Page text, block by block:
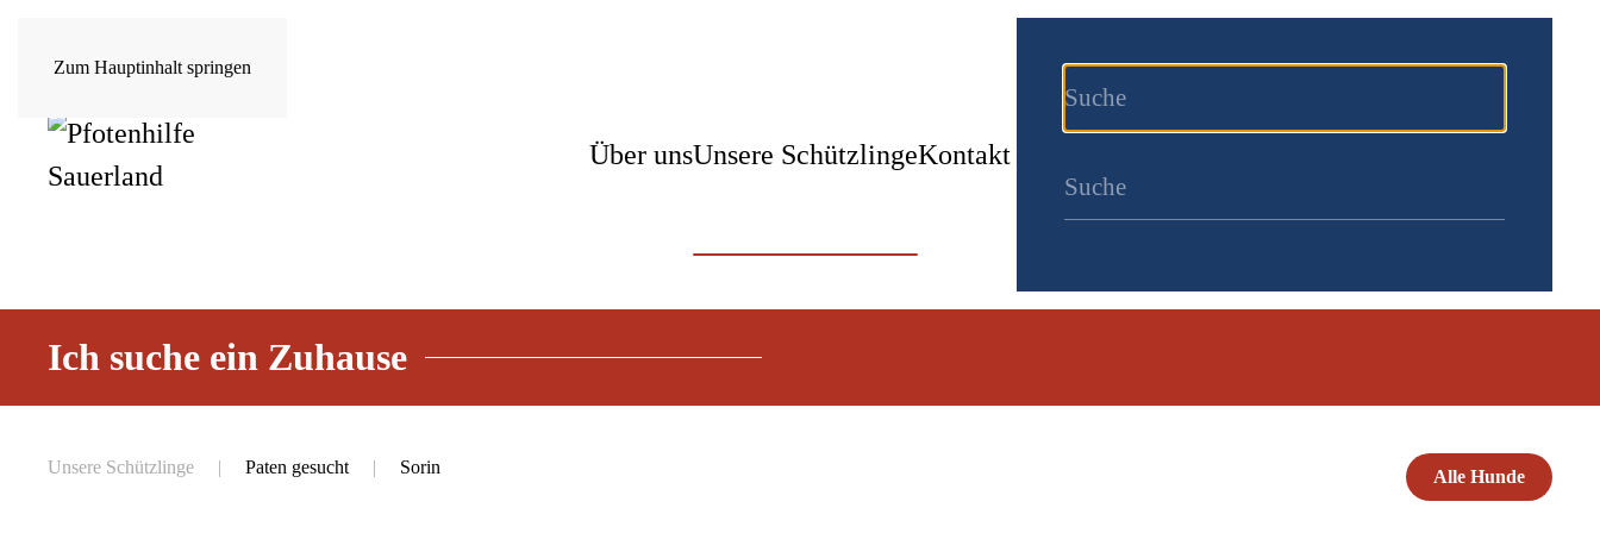
Zum Hauptinhalt springen
Über unsUnsere SchützlingeKontakt
Ich suche ein Zuhause
Unsere Schützlinge Paten gesucht Sorin Alle Hunde